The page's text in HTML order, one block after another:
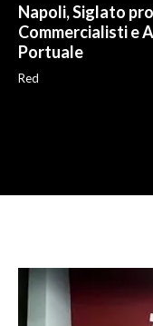
Napoli, Siglato
Commercialisti e
Portuale
Red